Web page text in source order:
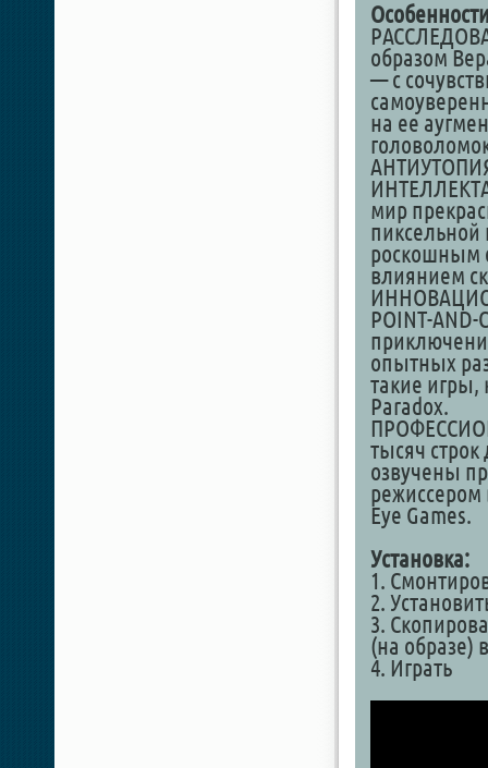
образом
— с
на ее
мир
пиксельной
роскошным
влиянием
POINT-
опытных
такие игры,
Paradox.
тысяч
озвучены
режиссером
Eye Games.
Установка:
1.
2.
3.
(на образе)
4. Играть